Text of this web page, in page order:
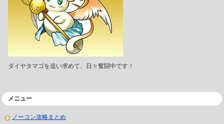
ダイヤタマゴを追い求めて、日々奮闘中です！
メニュー
ノーコン攻略まとめ